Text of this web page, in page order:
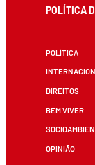
POLÍTICA
POLÍTICA
DIREITOS
BEM VIVER
OPINIÃO